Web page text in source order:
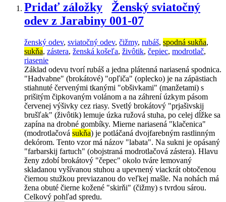
Pridať záložky
Ženský sviatočný
odev z Jarabiny 001-07
ženský odev, sviatočný odev, čižmy, rubáš, spodná sukňa,
sukňa, zástera, ženská košeľa, živôtik, čepiec, modrotlač,
riasenie
Základ odevu tvorí rubáš a jedna plátenná nariasená spodnica.
"Hadvabne" (brokátové) "opľiča" (oplecko) je na zápästiach
stiahnuté červenými tkanými "obšivkami" (manžetami) s
prišitým čipkovaným volánom a na záhrení úzkym pásom
červenej výšivky cez riasy. Svetlý brokátový "prjašivskij
brušľak" (živôtik) lemuje úzka ružová stuha, po celej dĺžke sa
zapína na drobné gombíky. Mierne nariasená "klačenica"
(modrotlačová sukňa) je potláčaná dvojfarebným rastlinným
dekórom. Tento vzor má názov "labata". Na sukni je opásaný
"farbarskij fartuch" (obojstraná modrotlačová zástera). Hlavu
ženy zdobí brokátový "čepec" okolo tváre lemovaný
skladanou vyšívanou stuhou a upevnený viackrát obtočenou
čiernou stužkou previazanou do veľkej mašle. Na nohách má
žena obuté čierne kožené "skirňi" (čižmy) s tvrdou sárou.
Celkový pohľad spredu.